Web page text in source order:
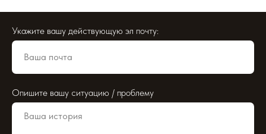
Укажите вашу действующую эл почту:
Опишите вашу ситуацию / проблему